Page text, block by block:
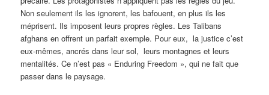
Non seulement ils les ignorent, les bafouent, en plus ils les
méprisent. Ils imposent leurs propres règles. Les Talibans
afghans en offrent un parfait exemple. Pour eux, la justice c’est
eux-mêmes, ancrés dans leur sol, leurs montagnes et leurs
mentalités. Ce n’est pas « Enduring Freedom », qui ne fait que
passer dans le paysage.